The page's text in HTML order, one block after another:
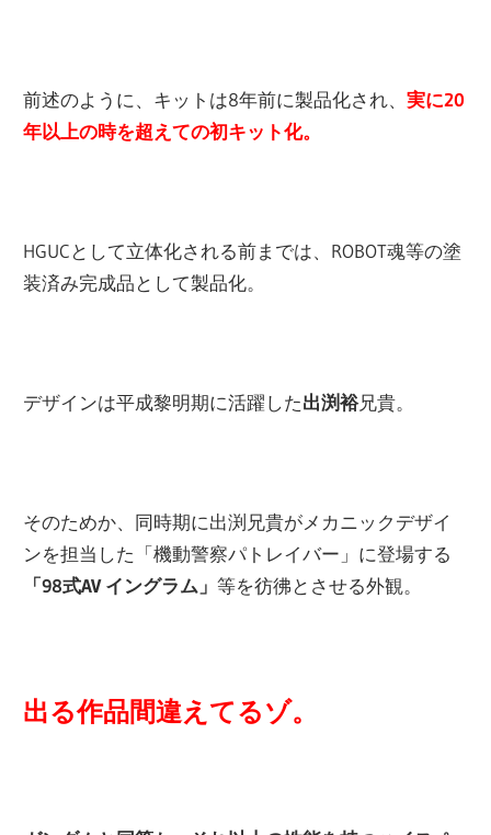
前述のように、キットは8年前に製品化され、実に20
年以上の時を超えての初キット化。
HGUCとして立体化される前までは、ROBOT魂等の塗
装済み完成品として製品化。
デザインは平成黎明期に活躍した出渕裕兄貴。
そのためか、同時期に出渕兄貴がメカニックデザイ
ンを担当した「機動警察パトレイバー」に登場する
「98式AV イングラム」等を彷彿とさせる外観。
出る作品間違えてるゾ。